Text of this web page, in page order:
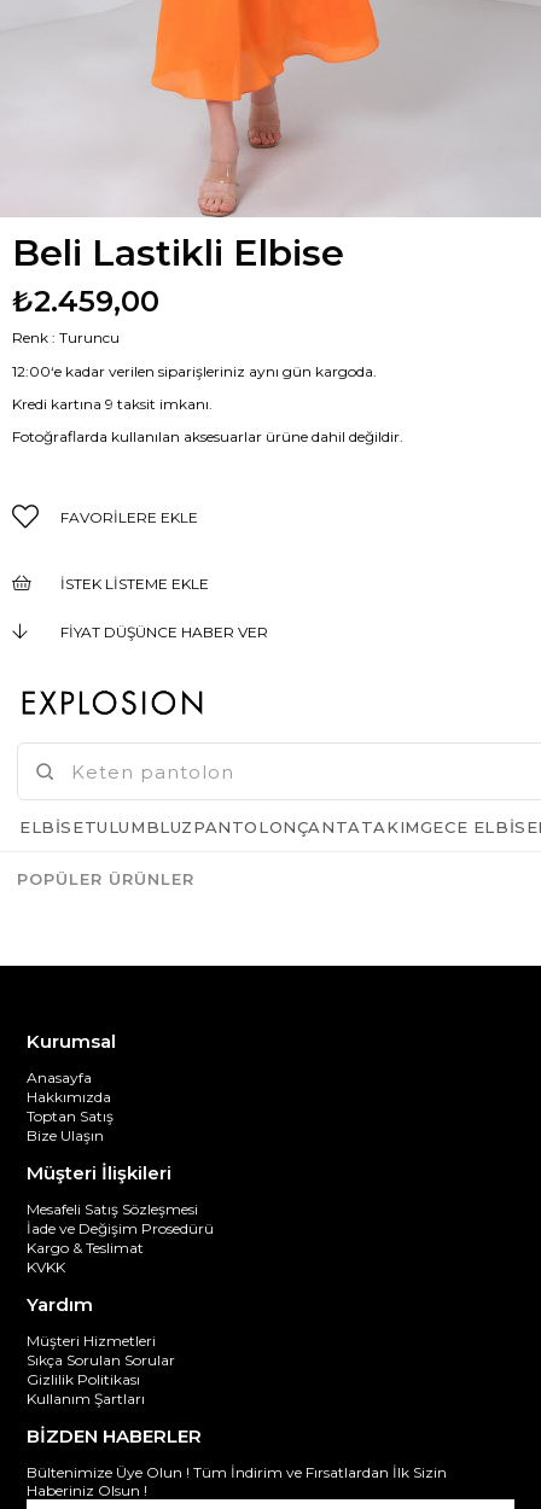
Beli Lastikli Elbise
₺2.459,00
Renk : Turuncu
12:00‘e kadar verilen siparişleriniz aynı gün kargoda.
Kredi kartına 9 taksit imkanı.
Fotoğraflarda kullanılan aksesuarlar ürüne dahil değildir.
FAVORILERE EKLE
İSTEK LISTEME EKLE
FIYAT DÜŞÜNCE HABER VER
Kurumsal
Anasayfa
Hakkımızda
Toptan Satış
Bize Ulaşın
Müşteri İlişkileri
Mesafeli Satış Sözleşmesi
İade ve Değişim Prosedürü
Kargo & Teslimat
KVKK
Yardım
Müşteri Hizmetleri
Sıkça Sorulan Sorular
Gizlilik Politikası
Kullanım Şartları
BİZDEN HABERLER
Bültenimize Üye Olun ! Tüm İndirim ve Fırsatlardan İlk Sizin
Haberiniz Olsun !
ELBISETULUMBLUZPANTOLONÇANTATAKIMGECE
POPÜLER ÜRÜNLER